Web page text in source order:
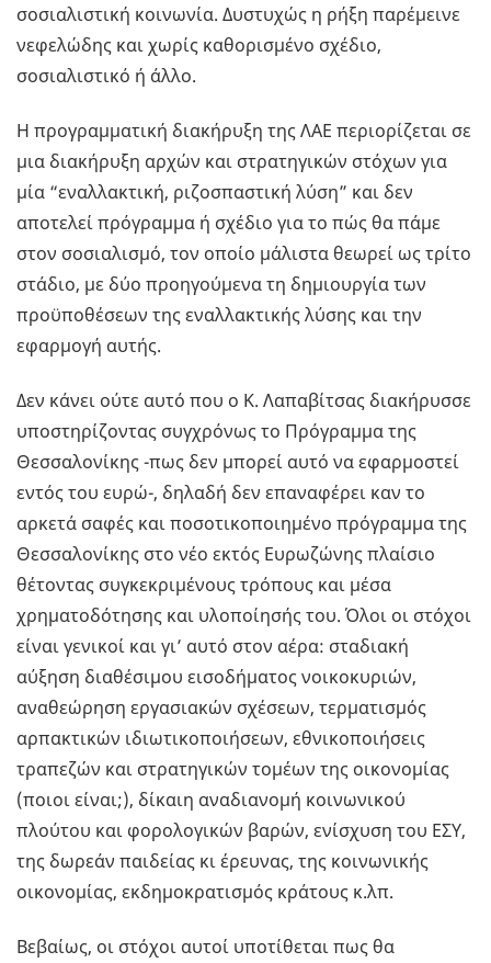
σοσιαλιστική κοινωνία. Δυστυχώς η ρήξη παρέμεινε
νεφελώδης και χωρίς καθορισμένο σχέδιο,
σοσιαλιστικό ή άλλο.
Η προγραμματική διακήρυξη της ΛΑΕ περιορίζεται σε
μια διακήρυξη αρχών και στρατηγικών στόχων για
μία “εναλλακτική, ριζοσπαστική λύση” και δεν
αποτελεί πρόγραμμα ή σχέδιο για το πώς θα πάμε
στον σοσιαλισμό, τον οποίο μάλιστα θεωρεί ως τρίτο
στάδιο, με δύο προηγούμενα τη δημιουργία των
προϋποθέσεων της εναλλακτικής λύσης και την
εφαρμογή αυτής.
Δεν κάνει ούτε αυτό που ο Κ. Λαπαβίτσας διακήρυσσε
υποστηρίζοντας συγχρόνως το Πρόγραμμα της
Θεσσαλονίκης -πως δεν μπορεί αυτό να εφαρμοστεί
εντός του ευρώ-, δηλαδή δεν επαναφέρει καν το
αρκετά σαφές και ποσοτικοποιημένο πρόγραμμα της
Θεσσαλονίκης στο νέο εκτός Ευρωζώνης πλαίσιο
θέτοντας συγκεκριμένους τρόπους και μέσα
χρηματοδότησης και υλοποίησής του. Όλοι οι στόχοι
είναι γενικοί και γι’ αυτό στον αέρα: σταδιακή
αύξηση διαθέσιμου εισοδήματος νοικοκυριών,
αναθεώρηση εργασιακών σχέσεων, τερματισμός
αρπακτικών ιδιωτικοποιήσεων, εθνικοποιήσεις
τραπεζών και στρατηγικών τομέων της οικονομίας
(ποιοι είναι;), δίκαιη αναδιανομή κοινωνικού
πλούτου και φορολογικών βαρών, ενίσχυση του ΕΣΥ,
της δωρεάν παιδείας κι έρευνας, της κοινωνικής
οικονομίας, εκδημοκρατισμός κράτους κ.λπ.
Βεβαίως, οι στόχοι αυτοί υποτίθεται πως θα